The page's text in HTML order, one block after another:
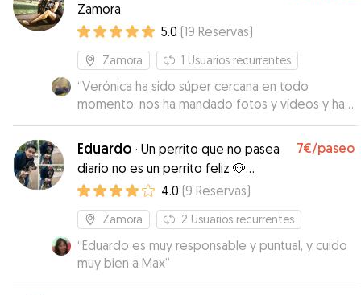
Zamora
5.0 (19 Reservas)
Zamora 1 Usuarios recurrentes
“Verónica ha sido súper cercana en todo
momento, nos ha mandado fotos y vídeos y ha
estado con Kira todo el rato atendiéndola y
cuidándola. Un 10
Eduardo · Un perrito que no pasea
diario no es un perrito feliz 🐶
conmigo a tu perrito no le faltará
nada, tendrá el mejor cuidado y
diversión.
7€/paseo
4.0 (9 Reservas)
Zamora 2 Usuarios recurrentes
“Eduardo es muy responsable y puntual, y cuido
muy bien a Max”